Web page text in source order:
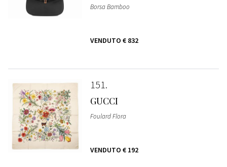
Borsa Bamboo
VENDUTO € 832
151
GUCCI
Foulard Flora
VENDUTO € 192